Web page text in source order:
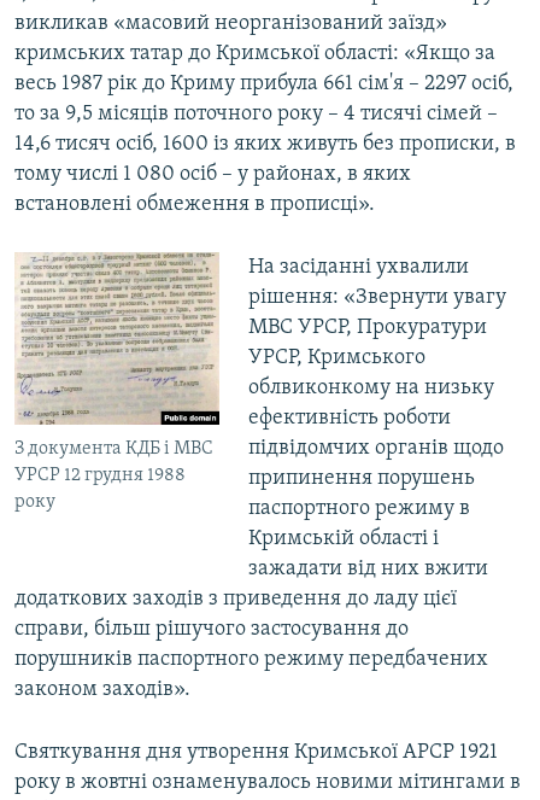
викликав «масовий неорганізований заїзд»
кримських татар до Кримської області: «Якщо за
весь 1987 рік до Криму прибула 661 сім'я – 2297 осіб,
то за 9,5 місяців поточного року – 4 тисячі сімей –
14,6 тисяч осіб, 1600 із яких живуть без прописки, в
тому числі 1 080 осіб – у районах, в яких
встановлені обмеження в прописці».
З документа КДБ і МВС
УРСР 12 грудня 1988
року
На засіданні ухвалили
рішення: «Звернути увагу
МВС УРСР, Прокуратури
УРСР, Кримського
облвиконкому на низьку
ефективність роботи
підвідомчих органів щодо
припинення порушень
паспортного режиму в
Кримській області і
зажадати від них вжити
додаткових заходів з приведення до ладу цієї
справи, більш рішучого застосування до
порушників паспортного режиму передбачених
законом заходів».
Святкування дня утворення Кримської АРСР 1921
року в жовтні ознаменувалось новими мітингами в